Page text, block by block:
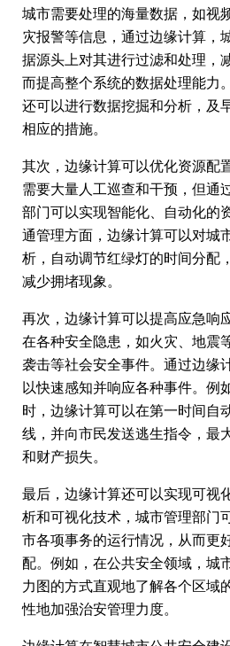
城市需要处理的海量数据，如视
灾报警等信息，通过边缘计算，
据源头上对其进行过滤和处理，
而提高整个系统的数据处理能力
还可以进行数据挖掘和分析，及
相应的措施。
其次，边缘计算可以优化资源配
需要大量人工巡查和干预，但通
部门可以实现智能化、自动化的
通管理方面，边缘计算可以对城
析，自动调节红绿灯的时间分配
减少拥堵现象。
再次，边缘计算可以提高应急响
在各种安全隐患，如火灾、地震
袭击等社会安全事件。通过边缘
以快速感知并响应各种事件。例
时，边缘计算可以在第一时间自
线，并向市民发送逃生指令，最
和财产损失。
最后，边缘计算还可以实现可视
析和可视化技术，城市管理部门
市各项事务的运行情况，从而更
配。例如，在公共安全领域，城
力图的方式直观地了解各个区域
性地加强治安管理力度。